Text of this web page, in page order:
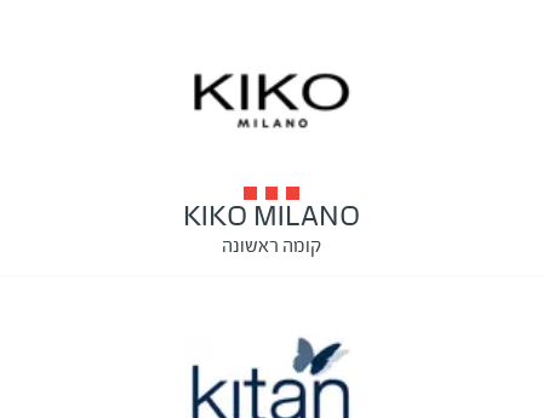
KIKO MILANO
קומה ראשונה